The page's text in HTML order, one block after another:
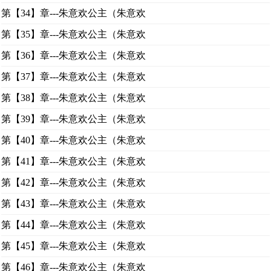
第【34】章---朱意欢公主（朱意欢
第【35】章---朱意欢公主（朱意欢
第【36】章---朱意欢公主（朱意欢
第【37】章---朱意欢公主（朱意欢
第【38】章---朱意欢公主（朱意欢
第【39】章---朱意欢公主（朱意欢
第【40】章---朱意欢公主（朱意欢
第【41】章---朱意欢公主（朱意欢
第【42】章---朱意欢公主（朱意欢
第【43】章---朱意欢公主（朱意欢
第【44】章---朱意欢公主（朱意欢
第【45】章---朱意欢公主（朱意欢
第【46】章---朱意欢公主（朱意欢